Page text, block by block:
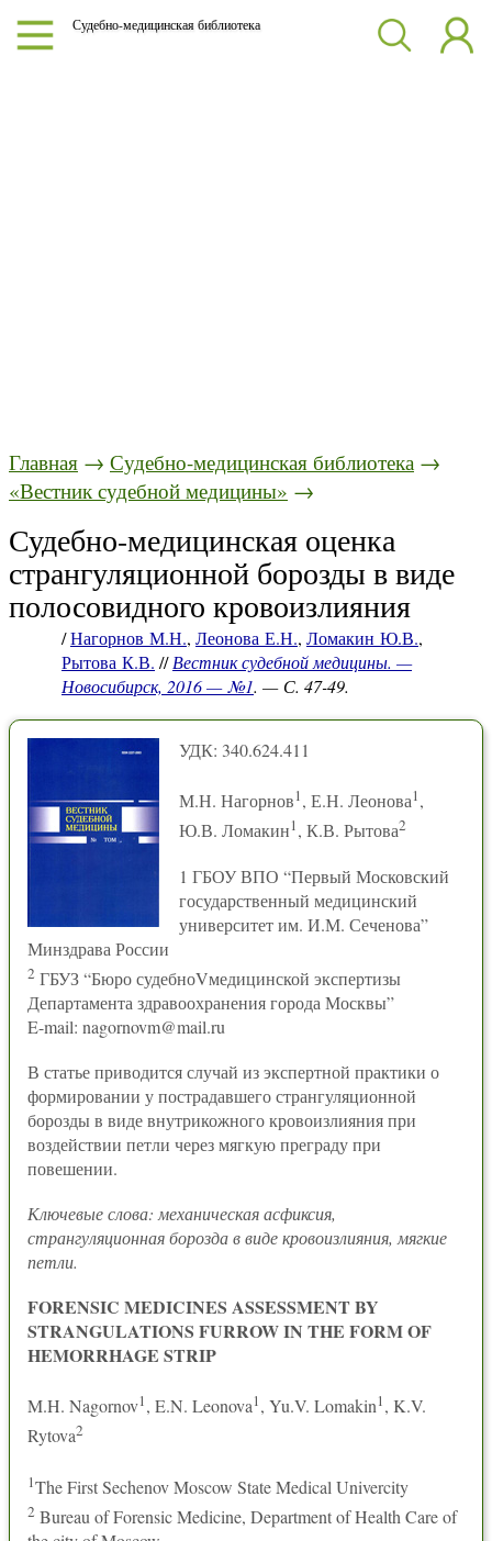
Судебно-медицинская библиотека
Главная → Судебно-медицинская библиотека →
«Вестник судебной медицины» →
Судебно-медицинская оценка
странгуляционной борозды в виде
полосовидного кровоизлияния
/Нагорнов М.Н., Леонова Е.Н., Ломакин Ю.В.,
Рытова К.В. //Вестник судебной медицины. —
Новосибирск, 2016 — №1. — С. 47-49.
УДК: 340.624.411
М.Н. Нагорнов1, Е.Н. Леонова1,
Ю.В. Ломакин1, К.В. Рытова2
1 ГБОУ ВПО “Первый Московский
государственный медицинский
университет им. И.М. Сеченова”
Минздрава России
2 ГБУЗ “Бюро судебноVмедицинской экспертизы
Департамента здравоохранения города Москвы”
E-mail: nagornovm@mail.ru
В статье приводится случай из экспертной практики о
формировании у пострадавшего странгуляционной
борозды в виде внутрикожного кровоизлияния при
воздействии петли через мягкую преграду при
повешении.
Ключевые слова: механическая асфиксия,
странгуляционная борозда в виде кровоизлияния, мягкие
петли.
FORENSIC MEDICINES ASSESSMENT BY
STRANGULATIONS FURROW IN THE FORM OF
HEMORRHAGE STRIP
M.H. Nagornov1, E.N. Leonova1, Yu.V. Lomakin1, K.V.
Rytova2
1The First Sechenov Moscow State Medical Univercity
2 Bureau of Forensic Medicine, Department of Health Care of